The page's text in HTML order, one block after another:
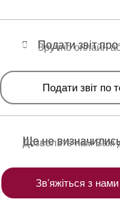
Подати звіт
Зручно онлайн
Подати звіт по
Ще не
Дозвольте нам Вам
Звʼяжіться з нами